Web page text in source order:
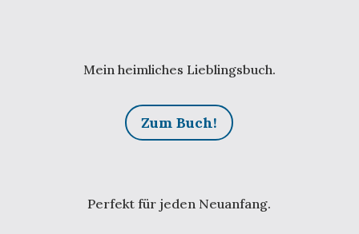
Mein heimliches Lieblingsbuch.
Zum Buch!
Perfekt für jeden Neuanfang.